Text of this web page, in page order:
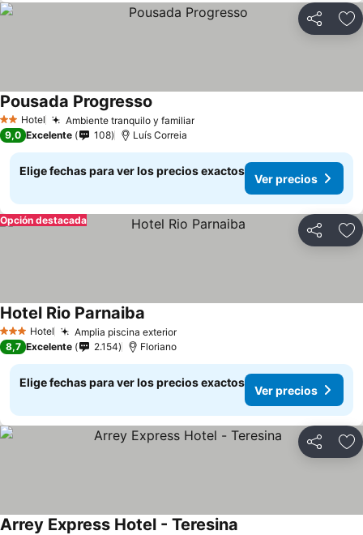
Compartir
2 Estrellas
Hotel Ambiente tranquilo y familiarVer precios
Pousada Progresso
9,0 Excelente 108 Luís Correia
Elige fechas para ver los precios exactos
Ver precios
Compartir
Opción destacada
3 Estrellas
Hotel Amplia piscina exteriorVer precios
Hotel Rio Parnaiba
8,7 Excelente 2.154 Floriano
Elige fechas para ver los precios exactos
Ver precios
Compartir
Arrey Express Hotel - Teresina